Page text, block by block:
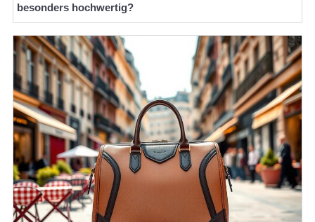
besonders hochwertig?